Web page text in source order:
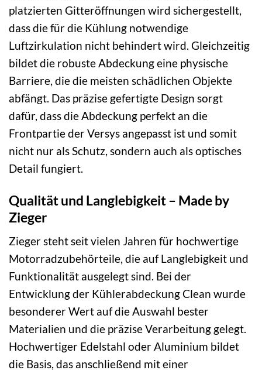
platzierten Gitteröffnungen wird sichergestellt,
dass die für die Kühlung notwendige
Luftzirkulation nicht behindert wird. Gleichzeitig
bildet die robuste Abdeckung eine physische
Barriere, die die meisten schädlichen Objekte
abfängt. Das präzise gefertigte Design sorgt
dafür, dass die Abdeckung perfekt an die
Frontpartie der Versys angepasst ist und somit
nicht nur als Schutz, sondern auch als optisches
Detail fungiert.
Qualität und Langlebigkeit – Made by
Zieger
Zieger steht seit vielen Jahren für hochwertige
Motorradzubehörteile, die auf Langlebigkeit und
Funktionalität ausgelegt sind. Bei der
Entwicklung der Kühlerabdeckung Clean wurde
besonderer Wert auf die Auswahl bester
Materialien und die präzise Verarbeitung gelegt.
Hochwertiger Edelstahl oder Aluminium bildet
die Basis, das anschließend mit einer